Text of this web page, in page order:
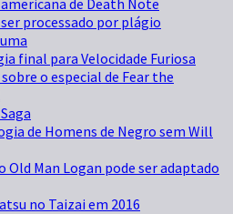
de Death Note
processado por plágio
final para Velocidade Furiosa
o especial de Fear the
de Homens de Negro sem Will
Man Logan pode ser adaptado
no Taizai em 2016